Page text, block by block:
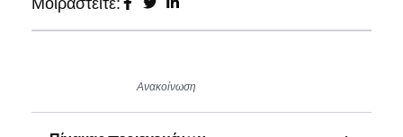
Μοιραστείτε:
Ανακοίνωση